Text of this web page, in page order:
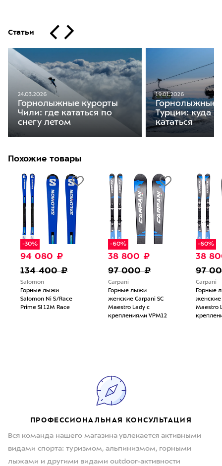
Статьи
24.03.2026
Горнолыжные курорты
Чили: где кататься по
снегу летом
19.01.2026
Горнолыжные
Турции: куда
кататься
Похожие товары
-30%
94 080 ₽
134 400 ₽
Salomon
Горные лыжи
Salomon Ni S/Race
Prime Sl 12M Race
-60%
38 800 ₽
97 000 ₽
Carpani
Горные лыжи
женские Carpani SС
Maestro Lady с
креплениями VPM12
-60%
38
97
Carpani
Горные
женские
Maestro
ПРОФЕССИОНАЛЬНАЯ КОНСУЛЬТАЦИЯ
Вся команда нашего магазина увлекается активными
видами спорта: туризмом, альпинизмом, горными
лыжами и другими видами outdoor-активности